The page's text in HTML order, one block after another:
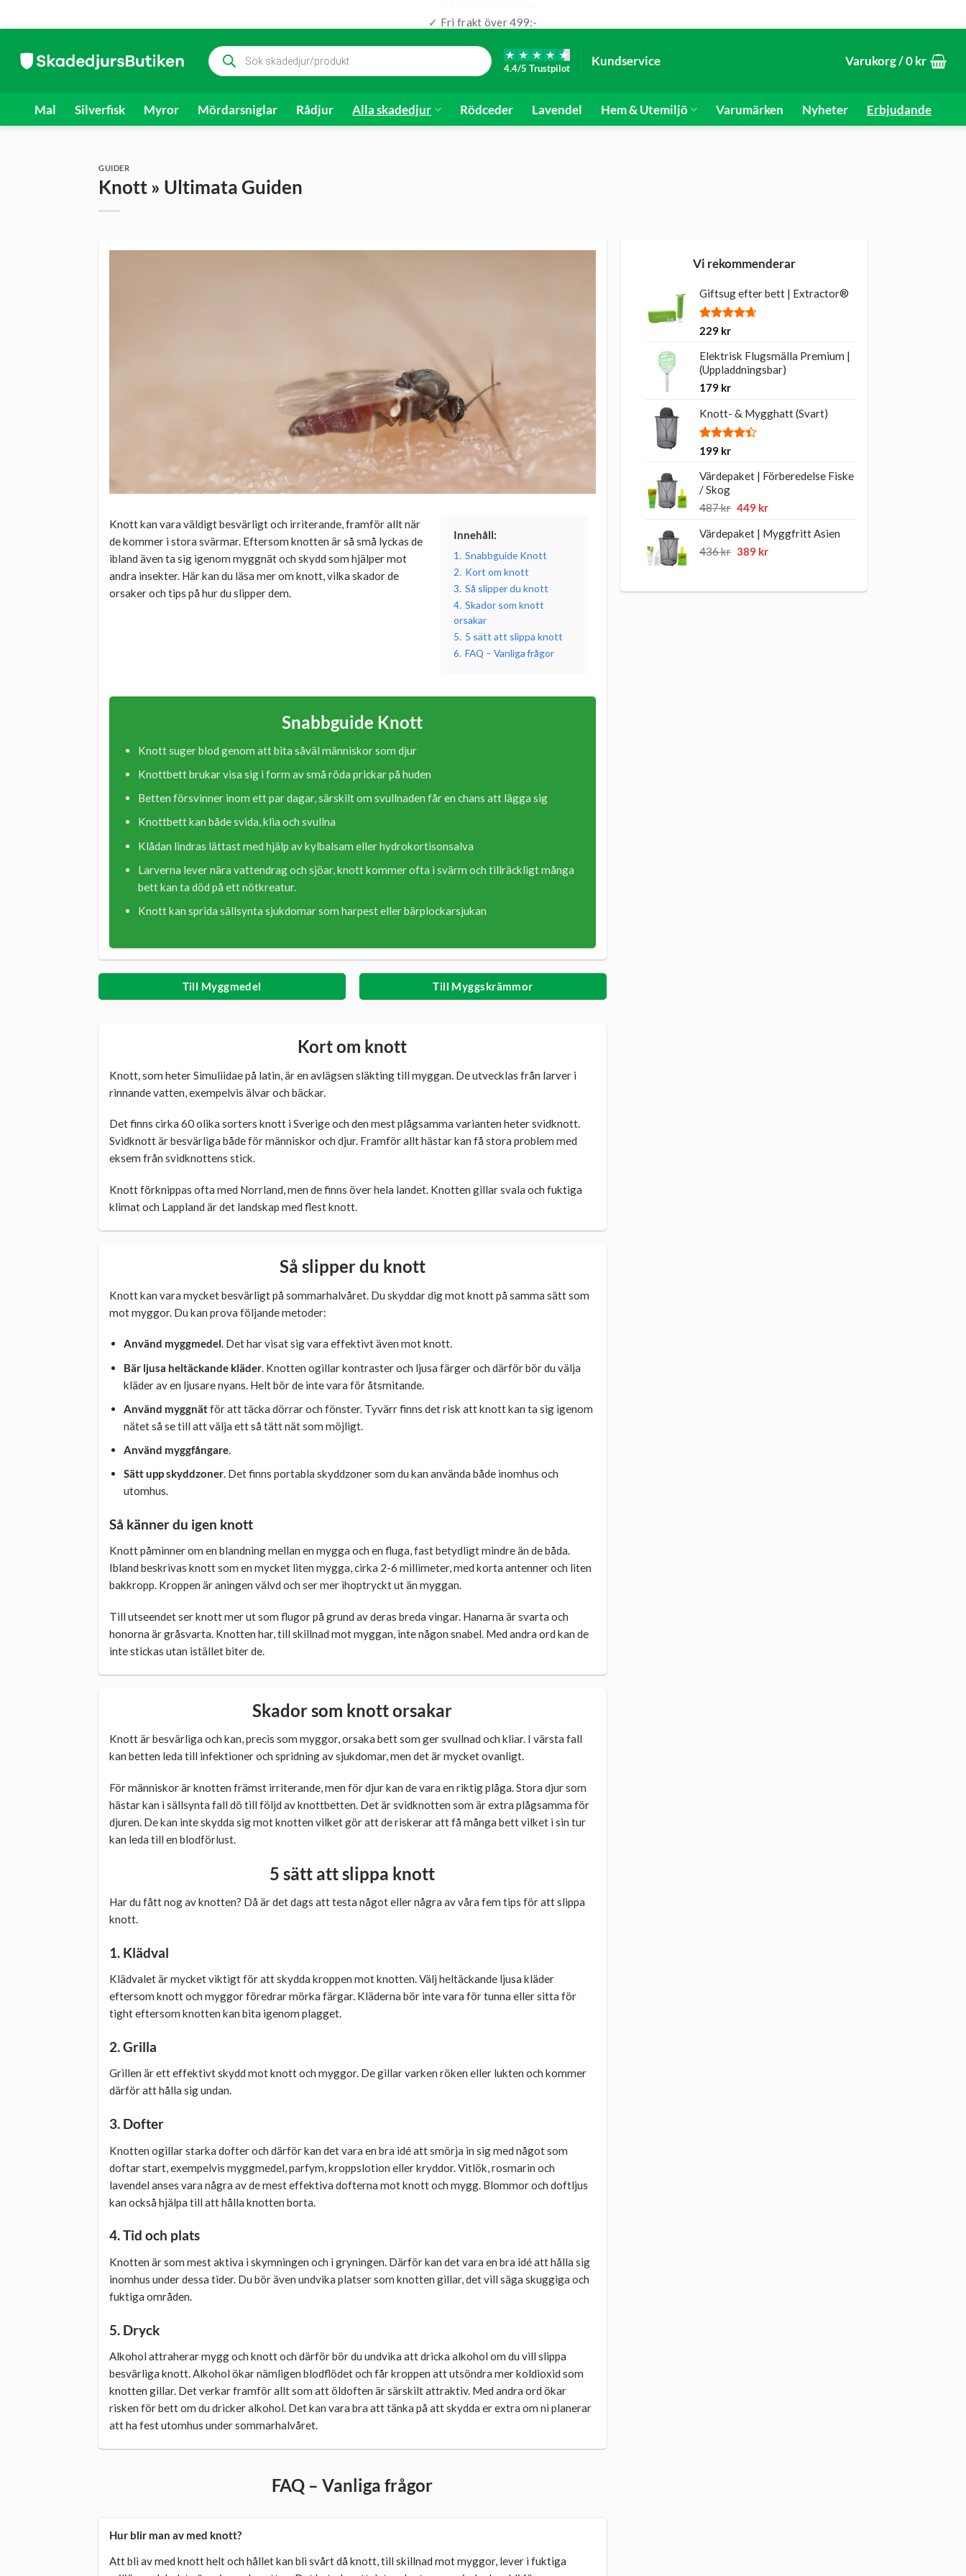
✓ Fri frakt över 499:-
content
Produktsökning
4.4/5 Trustpilot
Kundservice Varukorg /0 kr
Mal Silverfisk Myror Mördarsniglar Rådjur Alla skadedjur Rödceder Lavendel Hem & Utemiljö Varumärken Nyheter Erbjudande
GUIDER
Knott » Ultimata Guiden
Knott kan vara väldigt besvärligt och irriterande, framför allt när
de kommer i stora svärmar. Eftersom knotten är så små lyckas de
ibland även ta sig igenom myggnät och skydd som hjälper mot
andra insekter. Här kan du läsa mer om knott, vilka skador de
orsaker och tips på hur du slipper dem.
Innehåll:
1. Snabbguide Knott
2. Kort om knott
3. Så slipper du knott
4. Skador som knott
orsakar
5. 5 sätt att slippa knott
6. FAQ – Vanliga frågor
Snabbguide Knott
Knott suger blod genom att bita såväl människor som djur
Knottbett brukar visa sig i form av små röda prickar på huden
Betten försvinner inom ett par dagar, särskilt om svullnaden får en chans att lägga sig
Knottbett kan både svida, klia och svullna
Klådan lindras lättast med hjälp av kylbalsam eller hydrokortisonsalva
Larverna lever nära vattendrag och sjöar, knott kommer ofta i svärm och tillräckligt många
bett kan ta död på ett nötkreatur.
Knott kan sprida sällsynta sjukdomar som harpest eller bärplockarsjukan
Vi rekommenderar
Giftsug efter bett | Extractor®
Betygsatt
baserat på
5
kundrecensioner
229 kr
Elektrisk Flugsmälla Premium |
(Uppladdningsbar)
179 kr
Knott- & Mygghatt (Svart)
Betygsatt
baserat på
5
kundrecensioner
199 kr
Värdepaket | Förberedelse Fiske
/ Skog
487kr Det
priset
var:
449 krDet
priset
är:
Värdepaket | Myggfritt Asien
436kr Det
var:
389 krDet
är:
Till Myggmedel Till Myggskrämmor
Kort om knott
Knott, som heter Simuliidae på latin, är en avlägsen släkting till myggan. De utvecklas från larver i
rinnande vatten, exempelvis älvar och bäckar.
Det finns cirka 60 olika sorters knott i Sverige och den mest plågsamma varianten heter svidknott.
Svidknott är besvärliga både för människor och djur. Framför allt hästar kan få stora problem med
eksem från svidknottens stick.
Knott förknippas ofta med Norrland, men de finns över hela landet. Knotten gillar svala och fuktiga
klimat och Lappland är det landskap med flest knott.
Så slipper du knott
Knott kan vara mycket besvärligt på sommarhalvåret. Du skyddar dig mot knott på samma sätt som
mot myggor. Du kan prova följande metoder:
Använd myggmedel. Det har visat sig vara effektivt även mot knott.
Bär ljusa heltäckande kläder. Knotten ogillar kontraster och ljusa färger och därför bör du välja
kläder av en ljusare nyans. Helt bör de inte vara för åtsmitande.
Använd myggnätför att täcka dörrar och fönster. Tyvärr finns det risk att knott kan ta sig igenom
nätet så se till att välja ett så tätt nät som möjligt.
Använd myggfångare.
Sätt upp skyddzoner. Det finns portabla skyddzoner som du kan använda både inomhus och
utomhus.
Så känner du igen knott
Knott påminner om en blandning mellan en mygga och en fluga, fast betydligt mindre än de båda.
Ibland beskrivas knott som en mycket liten mygga, cirka 2-6 millimeter, med korta antenner och liten
bakkropp. Kroppen är aningen välvd och ser mer ihoptryckt ut än myggan.
Till utseendet ser knott mer ut som flugor på grund av deras breda vingar. Hanarna är svarta och
honorna är gråsvarta. Knotten har, till skillnad mot myggan, inte någon snabel. Med andra ord kan de
inte stickas utan istället biter de.
Skador som knott orsakar
Knott är besvärliga och kan, precis som myggor, orsaka bett som ger svullnad och kliar. I värsta fall
kan betten leda till infektioner och spridning av sjukdomar, men det är mycket ovanligt.
För människor är knotten främst irriterande, men för djur kan de vara en riktig plåga. Stora djur som
hästar kan i sällsynta fall dö till följd av knottbetten. Det är svidknotten som är extra plågsamma för
djuren. De kan inte skydda sig mot knotten vilket gör att de riskerar att få många bett vilket i sin tur
kan leda till en blodförlust.
5 sätt att slippa knott
Har du fått nog av knotten? Då är det dags att testa något eller några av våra fem tips för att slippa
knott.
1. Klädval
Klädvalet är mycket viktigt för att skydda kroppen mot knotten. Välj heltäckande ljusa kläder
eftersom knott och myggor föredrar mörka färgar. Kläderna bör inte vara för tunna eller sitta för
tight eftersom knotten kan bita igenom plagget.
2. Grilla
Grillen är ett effektivt skydd mot knott och myggor. De gillar varken röken eller lukten och kommer
därför att hålla sig undan.
3. Dofter
Knotten ogillar starka dofter och därför kan det vara en bra idé att smörja in sig med något som
doftar start, exempelvis myggmedel, parfym, kroppslotion eller kryddor. Vitlök, rosmarin och
lavendel anses vara några av de mest effektiva dofterna mot knott och mygg. Blommor och doftljus
kan också hjälpa till att hålla knotten borta.
4. Tid och plats
Knotten är som mest aktiva i skymningen och i gryningen. Därför kan det vara en bra idé att hålla sig
inomhus under dessa tider. Du bör även undvika platser som knotten gillar, det vill säga skuggiga och
fuktiga områden.
5. Dryck
Alkohol attraherar mygg och knott och därför bör du undvika att dricka alkohol om du vill slippa
besvärliga knott. Alkohol ökar nämligen blodflödet och får kroppen att utsöndra mer koldioxid som
knotten gillar. Det verkar framför allt som att öldoften är särskilt attraktiv. Med andra ord ökar
risken för bett om du dricker alkohol. Det kan vara bra att tänka på att skydda er extra om ni planerar
att ha fest utomhus under sommarhalvåret.
FAQ – Vanliga frågor
Hur blir man av med knott?
Att bli av med knott helt och hållet kan bli svårt då knott, till skillnad mot myggor, lever i fuktiga